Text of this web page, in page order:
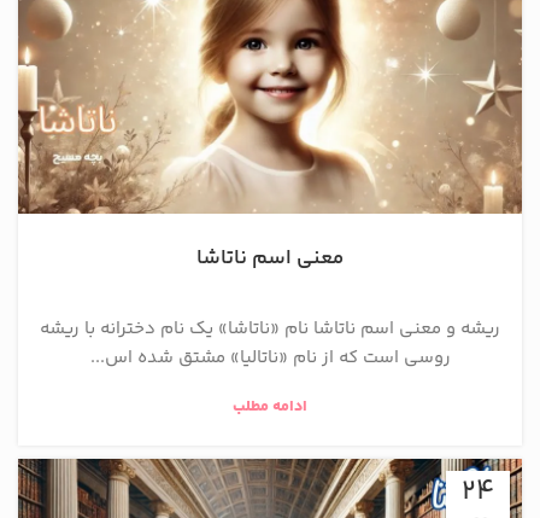
معنی اسم ناتاشا
ریشه و معنی اسم ناتاشا نام «ناتاشا» یک نام دخترانه با ریشه
روسی است که از نام «ناتالیا» مشتق شده اس...
ادامه مطلب
24